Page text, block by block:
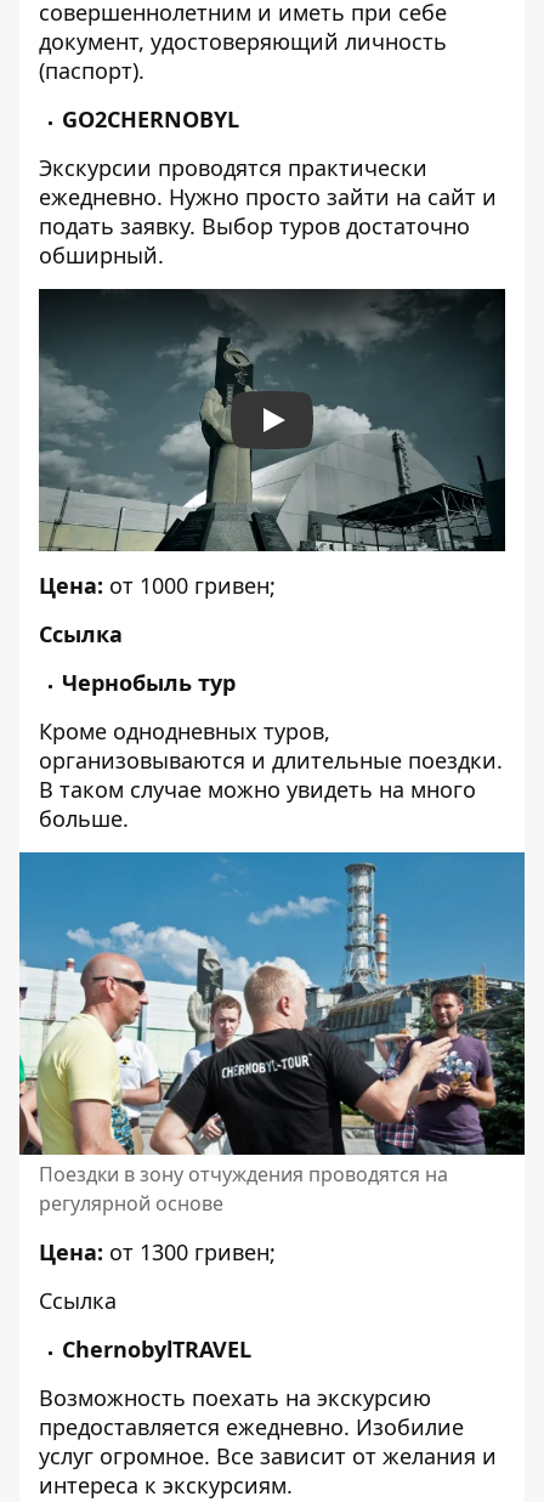
совершеннолетним и иметь при себе
документ, удостоверяющий личность
(паспорт).
GO2CHERNOBYL
Экскурсии проводятся практически
ежедневно. Нужно просто зайти на сайт и
подать заявку. Выбор туров достаточно
обширный.
Play
Цена: от 1000 гривен;
Ссылка
Чернобыль тур
Кроме однодневных туров,
организовываются и длительные поездки.
В таком случае можно увидеть на много
больше.
Поездки в зону отчуждения проводятся на
регулярной основе
Цена: от 1300 гривен;
Ссылка
ChernobylTRAVEL
Возможность поехать на экскурсию
предоставляется ежедневно. Изобилие
услуг огромное. Все зависит от желания и
интереса к экскурсиям.